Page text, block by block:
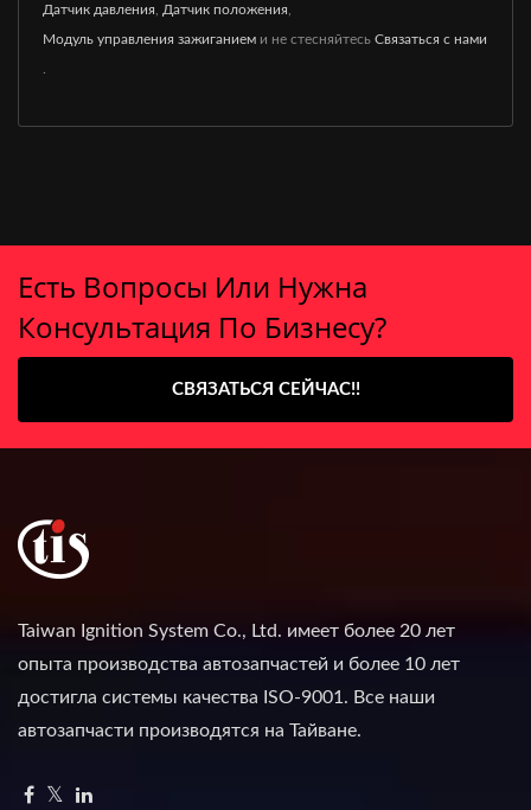
Датчик давления Датчик положения
Модуль управления зажиганием и не стесняйтесь Связаться с нами
Есть Вопросы Или Нужна
Консультация По Бизнесу?
СВЯЗАТЬСЯ СЕЙЧАС!!
Taiwan Ignition System Co., Ltd. имеет более 20 лет
опыта производства автозапчастей и более 10 лет
достигла системы качества ISO-9001. Все наши
автозапчасти производятся на Тайване.